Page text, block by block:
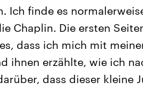
Ich finde es
Chaplin. Die ersten
dass ich mich mit
ihnen erzählte, wie ich
dass dieser kleine